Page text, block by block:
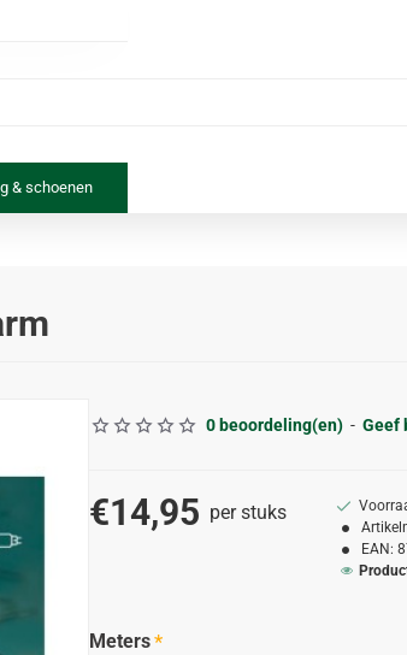
& schoenen
0 beoordeling(en) - Geef
€14,95 per stuks
EAN:
Meters